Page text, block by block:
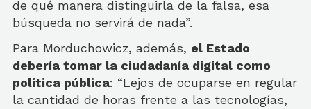
de qué manera distinguirla de la falsa, esa
búsqueda no servirá de nada”.
Para Morduchowicz, además, el Estado
debería tomar la ciudadanía digital como
política pública: “Lejos de ocuparse en regular
la cantidad de horas frente a las tecnologías,